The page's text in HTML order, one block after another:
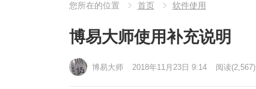
您所在的位置 首页 软件使用
博易大师使用补充说明
博易大师 2018年11月23日 9:14 阅读(2,567)